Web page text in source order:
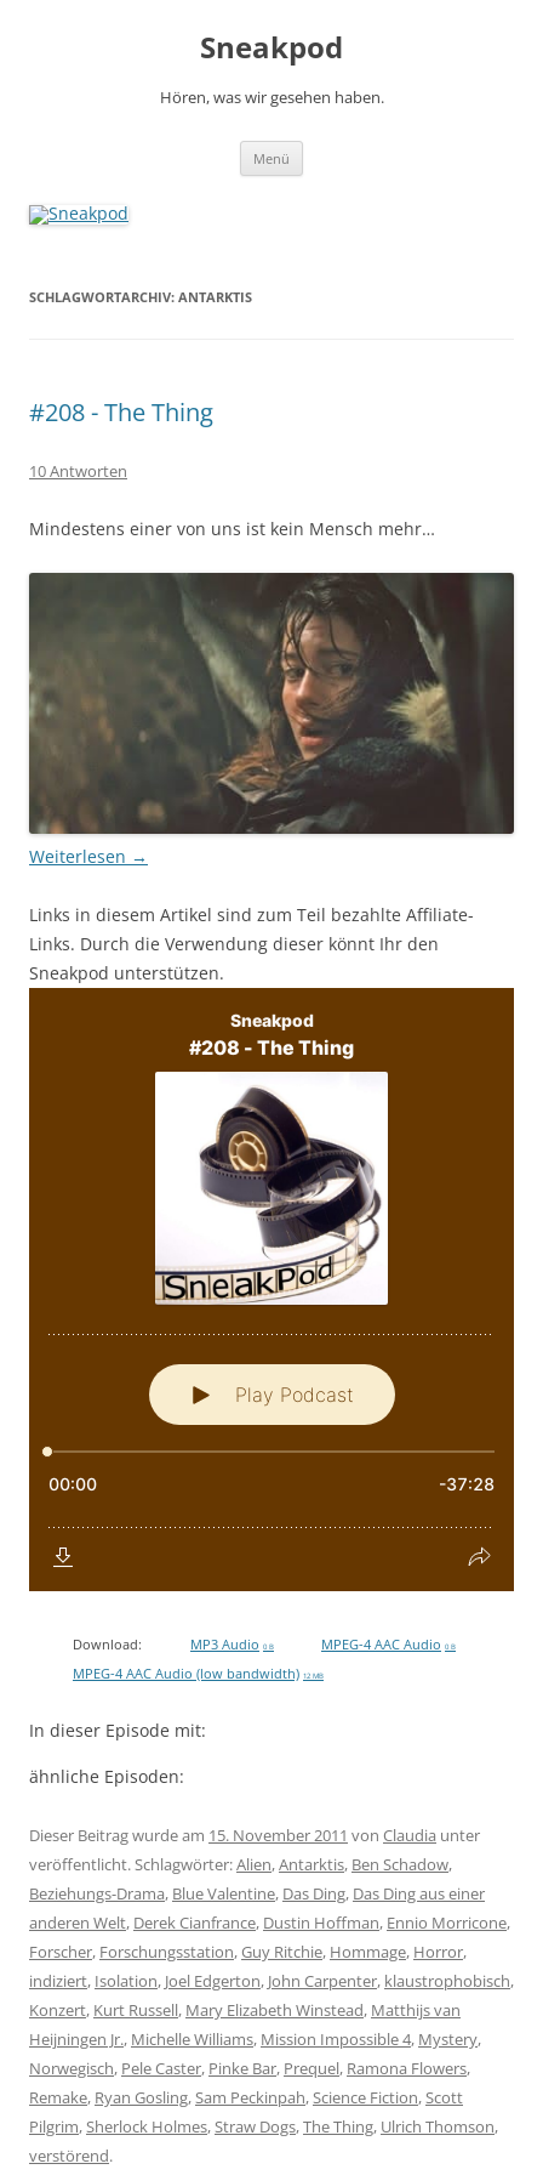
Sneakpod
Hören, was wir gesehen haben.
Menü
SCHLAGWORTARCHIV: ANTARKTIS
#208 - The Thing
10 Antworten
Mindestens einer von uns ist kein Mensch mehr…
Weiterlesen →
Links in diesem Artikel sind zum Teil bezahlte Affiliate-
Links. Durch die Verwendung dieser könnt Ihr den
Sneakpod unterstützen.
Download: MP3 Audio 0 B MPEG-4 AAC Audio 0 B
MPEG-4 AAC Audio (low bandwidth) 12 MB
In dieser Episode mit:
ähnliche Episoden:
Dieser Beitrag wurde am 15. November 2011 von Claudia unter
veröffentlicht. Schlagwörter:Alien,Antarktis, Ben Schadow,
Beziehungs-Drama, Blue Valentine, Das Ding, Das Ding aus einer
anderen Welt, Derek Cianfrance, Dustin Hoffman, Ennio Morricone,
Forscher, Forschungsstation,Guy Ritchie, Hommage, Horror,
indiziert, Isolation, Joel Edgerton, John Carpenter, klaustrophobisch,
Konzert, Kurt Russell, Mary Elizabeth Winstead, Matthijs van
Heijningen Jr., Michelle Williams, Mission Impossible 4, Mystery,
Norwegisch, Pele Caster, Pinke Bar, Prequel, Ramona Flowers,
Remake, Ryan Gosling,Sam Peckinpah,Science Fiction,Scott
Pilgrim,Sherlock Holmes,Straw Dogs,The Thing, Ulrich Thomson,
verstörend.